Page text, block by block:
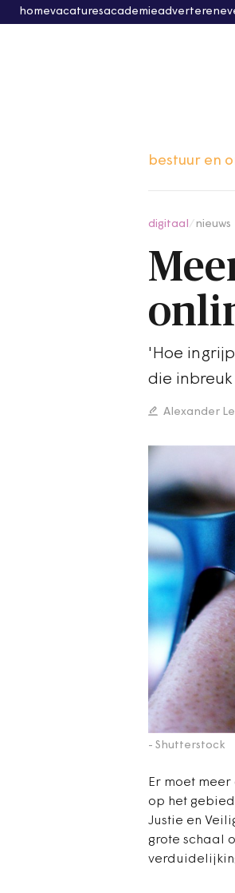
homevacaturesacademieadverteren
bestuur en
digitaal nieuws
'Hoe
die inbreuk
Alexander
- Shutterstock
Er moet
op het
Justie en
grote schaal